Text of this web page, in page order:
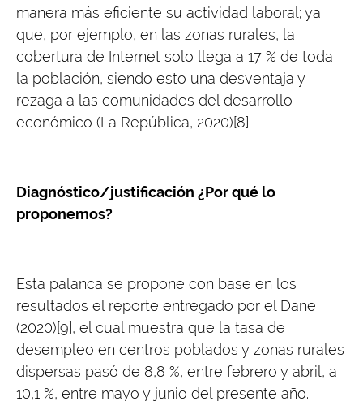
manera más eficiente su actividad laboral; ya
que, por ejemplo, en las zonas rurales, la
cobertura de Internet solo llega a 17 % de toda
la población, siendo esto una desventaja y
rezaga a las comunidades del desarrollo
económico (La República, 2020)[8].
Diagnóstico/justificación ¿Por qué lo
proponemos?
Esta palanca se propone con base en los
resultados el reporte entregado por el Dane
(2020)[9], el cual muestra que la tasa de
desempleo en centros poblados y zonas rurales
dispersas pasó de 8,8 %, entre febrero y abril, a
10,1 %, entre mayo y junio del presente año.